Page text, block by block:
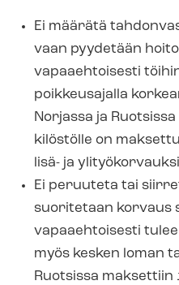
Ei määrätä
vaan pyydetään
vapaaehtoisesti
poikkeusajalla
Norjassa ja
ki­lös­töl­le on maksettu
lisä- ja
Ei peruuteta tai
suoritetaan korvaus
vapaaehtoisesti
myös kesken loman
Ruotsissa